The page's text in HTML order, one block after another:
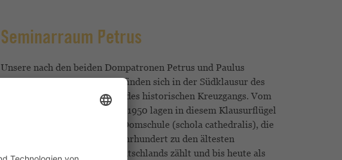
Seminarraum Petrus
Unsere nach den beiden Dompatronen Petrus und Paulus
benannten Seminarräume befinden sich in der Südklausur des
Naumburger Doms oberhalb des historischen Kreuzgangs. Vom
13. Jahr­hundert bis zum Jahr 1950 lagen in diesem Klausurflügel
die Räume der ehrwürdigen Domschule (schola cathedralis), die
seit ihrer Gründung im 11. Jahrhundert zu den ältesten
schulischen Institu­tionen Deutschlands zählt und bis heute als